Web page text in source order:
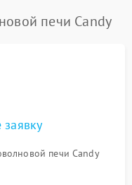
печи Candy
заявку
печи Candy